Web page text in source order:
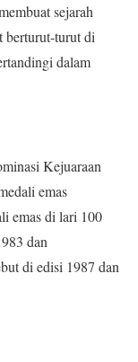
sejarah
berturut-turut di
dalam
Kejuaraan
emas
emas di lari 100
dan
di edisi 1987 dan